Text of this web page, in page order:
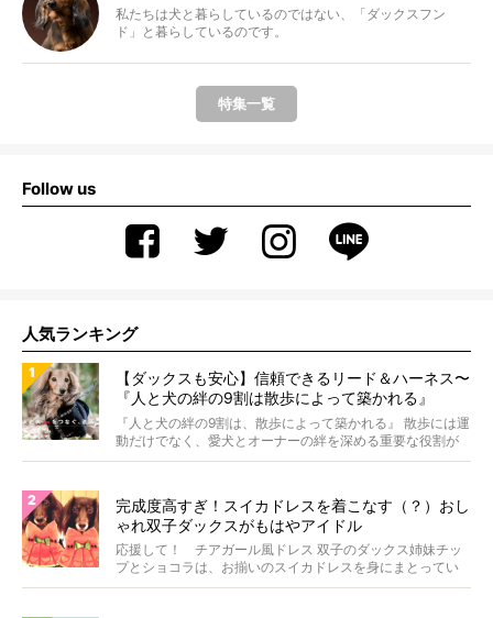
私たちは犬と暮らしているのではない、「ダックスフン
ド」と暮らしているのです。
特集一覧
Follow us
人気ランキング
【ダックスも安心】信頼できるリード＆ハーネス〜
『人と犬の絆の9割は散歩によって築かれる』
WOLFGANG MAN＆BEAST〜
『人と犬の絆の9割は、散歩によって築かれる』 散歩には運
動だけでなく、愛犬とオーナーの絆を深める重要な役割が
あ...
完成度高すぎ！スイカドレスを着こなす（？）おし
ゃれ双子ダックスがもはやアイドル
応援して！ チアガール風ドレス 双子のダックス姉妹チッ
プとショコラは、お揃いのスイカドレスを身にまとってい
ます...